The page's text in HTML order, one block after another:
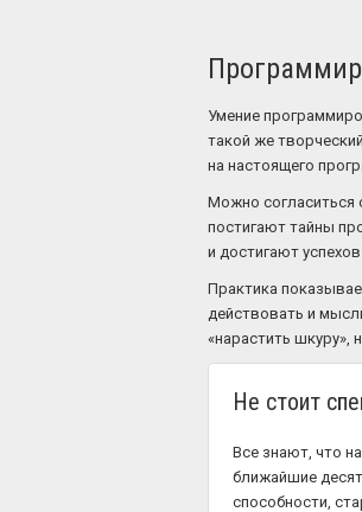
Умение
такой же
на настоящего
Можно согласиться
постигают тайны
и достигают
Практика
действовать и
«нарастить шкуру»,
Не стоит
Все знают, что
ближайшие
способности,